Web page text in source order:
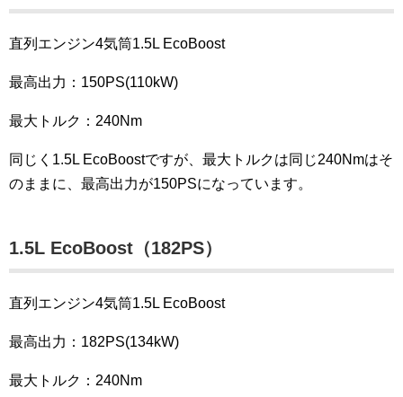
直列エンジン4気筒1.5L EcoBoost
最高出力：150PS(110kW)
最大トルク：240Nm
同じく1.5L EcoBoostですが、最大トルクは同じ240Nmはそ
のままに、最高出力が150PSになっています。
1.5L EcoBoost（182PS）
直列エンジン4気筒1.5L EcoBoost
最高出力：182PS(134kW)
最大トルク：240Nm